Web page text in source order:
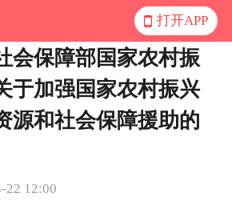
打开APP
会保障部国家农村振
于加强国家农村振兴
源和社会保障援助的
22 12:00